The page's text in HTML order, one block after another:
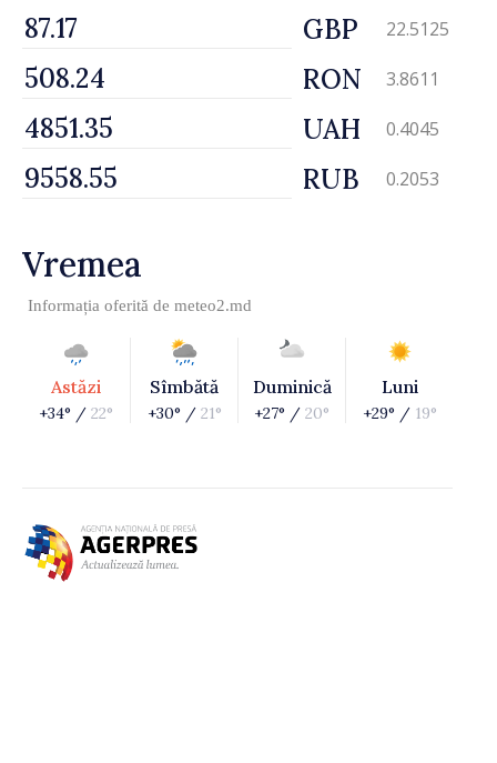
GBP 22.5125
RON 3.8611
UAH 0.4045
RUB 0.2053
Vremea
Informația oferită de meteo2.md
Astăzi
+34° / 22°
Sîmbătă
+30° / 21°
Duminică
+27° / 20°
Luni
+29° / 19°